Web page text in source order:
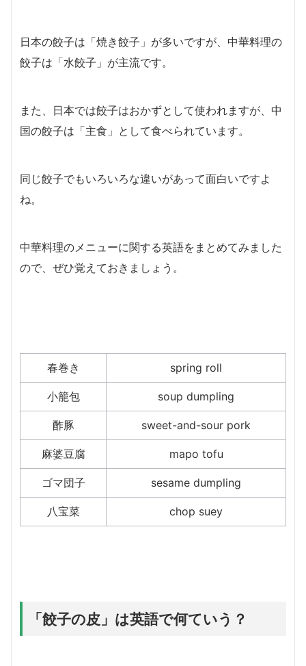
日本の餃子は「焼き餃子」が多いですが、中華料理の
餃子は「水餃子」が主流です。
また、日本では餃子はおかずとして使われますが、中
国の餃子は「主食」として食べられています。
同じ餃子でもいろいろな違いがあって面白いですよ
ね。
中華料理のメニューに関する英語をまとめてみました
ので、ぜひ覚えておきましょう。
春巻き spring roll
小籠包 soup dumpling
酢豚 sweet-and-sour pork
麻婆豆腐 mapo tofu
ゴマ団子 sesame dumpling
八宝菜 chop suey
「餃子の皮」は英語で何ていう？